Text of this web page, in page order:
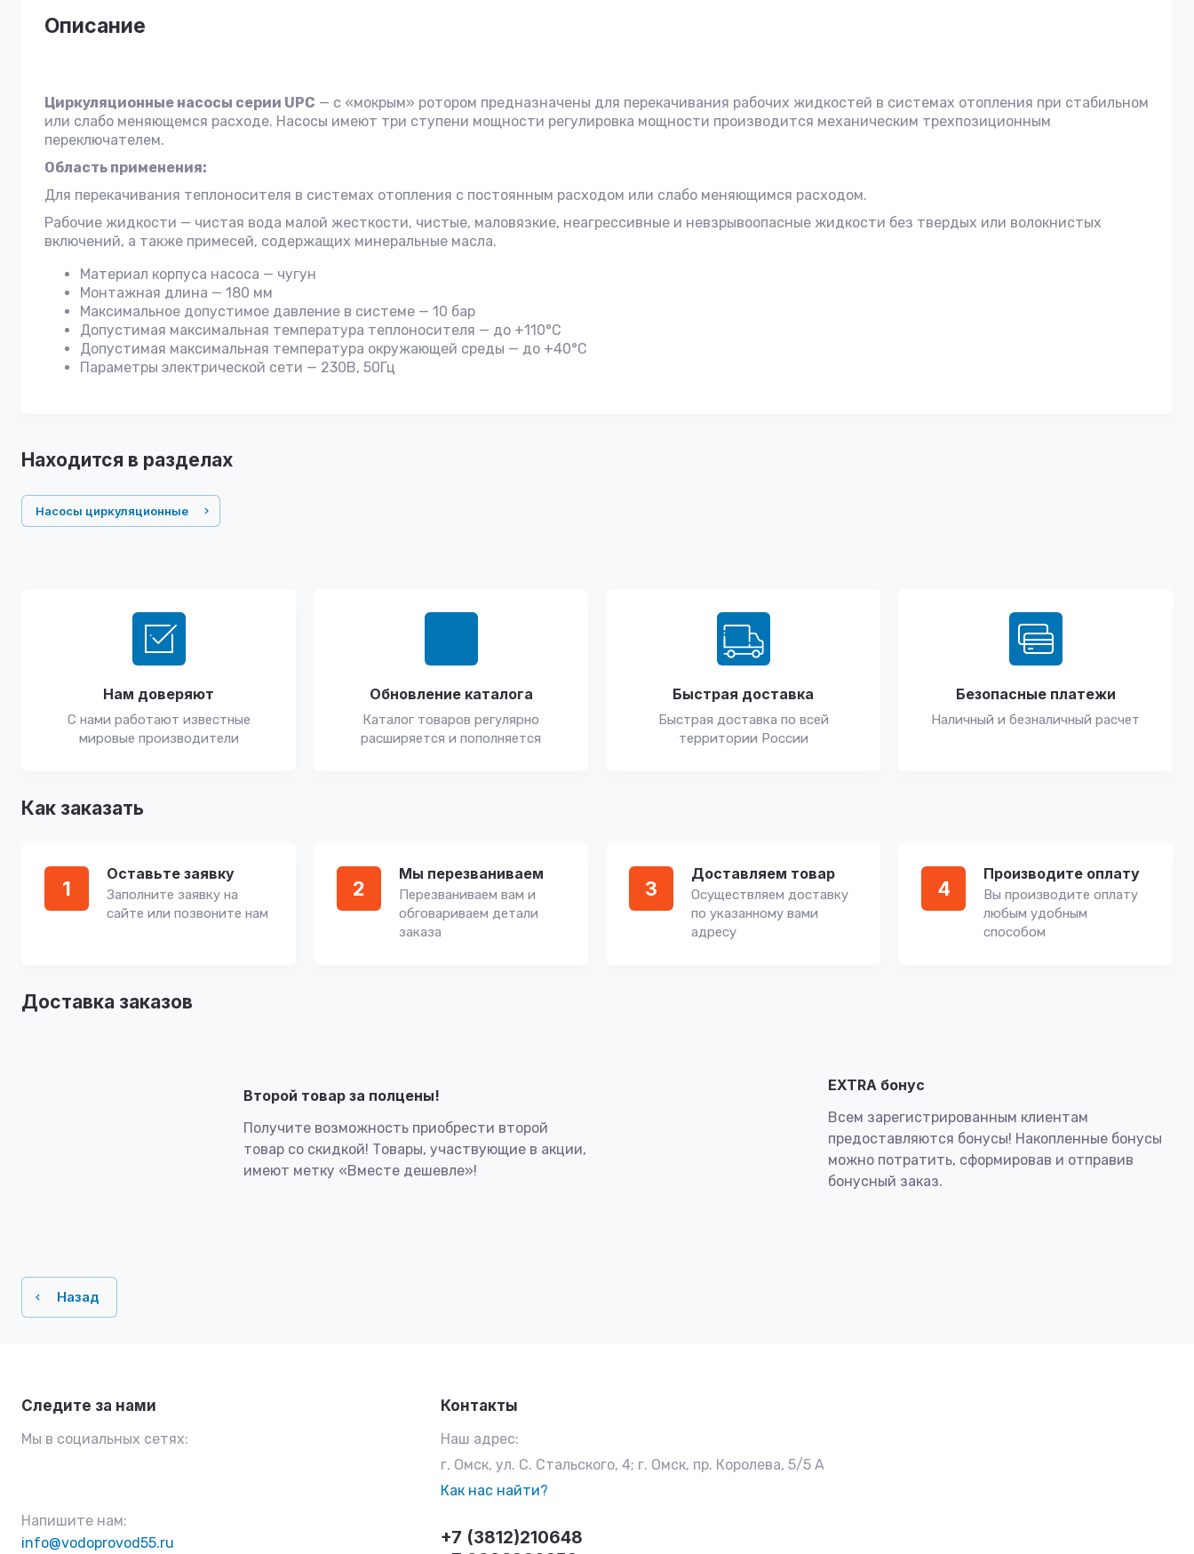
Описание
Циркуляционные насосы серии UPC — с «мокрым» ротором предназначены для перекачивания рабочих жидкостей в системах отопления при стабильном
или слабо меняющемся расходе. Насосы имеют три ступени мощности регулировка мощности производится механическим трехпозиционным
переключателем.
Область применения:
Для перекачивания теплоносителя в системах отопления с постоянным расходом или слабо меняющимся расходом.
Рабочие жидкости — чистая вода малой жесткости, чистые, маловязкие, неагрессивные и невзрывоопасные жидкости без твердых или волокнистых
включений, а также примесей, содержащих минеральные масла.
Материал корпуса насоса — чугун
Монтажная длина — 180 мм
Максимальное допустимое давление в системе — 10 бар
Допустимая максимальная температура теплоносителя — до +110°С
Допустимая максимальная температура окружающей среды — до +40°С
Параметры электрической сети — 230В, 50Гц
Находится в разделах
Насосы циркуляционные
Нам доверяют
С нами работают известные
мировые производители
Обновление каталога
Каталог товаров регулярно
расширяется и пополняется
Быстрая доставка
Быстрая доставка по всей
территории России
Безопасные платежи
Наличный и безналичный расчет
Как заказать
1
Оставьте заявку
Заполните заявку на
сайте или позвоните нам
2
Мы перезваниваем
Перезваниваем вам и
обговариваем детали
заказа
3
Доставляем товар
Осуществляем доставку
по указанному вами
адресу
4
Производите оплату
Вы производите оплату
любым удобным
способом
Доставка заказов
Второй товар за полцены!
Получите возможность приобрести второй
товар со скидкой! Товары, участвующие в акции,
имеют метку «Вместе дешевле»!
EXTRA бонус
Всем зарегистрированным клиентам
предоставляются бонусы! Накопленные бонусы
можно потратить, сформировав и отправив
бонусный заказ.
Назад
Следите за нами
Мы в социальных сетях:
Напишите нам:
info@vodoprovod55.ru
Контакты
Наш адрес:
г. Омск, ул. С. Стальского, 4; г. Омск, пр. Королева, 5/5 А
Как нас найти?
+7 (3812)210648